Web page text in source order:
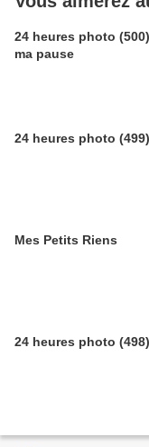
24 heures photo
ma pause
24 heures photo (499)
Mes Petits Riens
24 heures photo (498)